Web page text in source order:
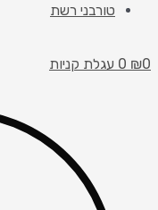
טורבני רשת
₪0
0 עגלת קניות